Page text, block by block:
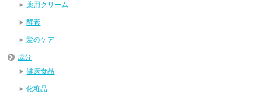
薬用クリーム
酵素
髪のケア
成分
健康食品
化粧品